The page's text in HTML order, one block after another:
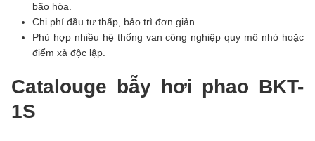
bão hòa.
Chi phí đầu tư thấp, bảo trì đơn giản.
Phù hợp nhiều hệ thống van công nghiệp quy mô nhỏ hoặc
điểm xả độc lập.
Catalouge bẫy hơi phao BKT-
1S